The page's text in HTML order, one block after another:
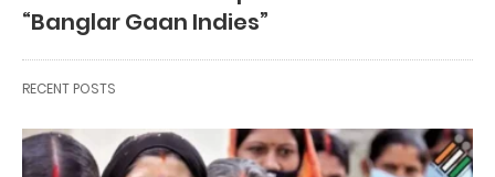
“Banglar Gaan Indies”
RECENT POSTS